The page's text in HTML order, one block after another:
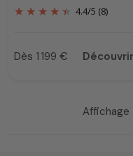
4.4/5 (8)
Prix
Dès 1 199 € Découvrir
Affichage